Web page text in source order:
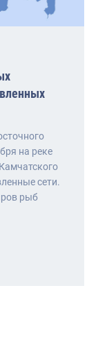
на реке
сети.
рыб